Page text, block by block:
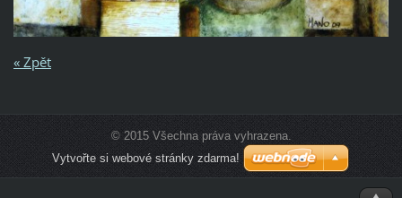
« Zpět
© 2015 Všechna práva vyhrazena.
Vytvořte si webové stránky zdarma!